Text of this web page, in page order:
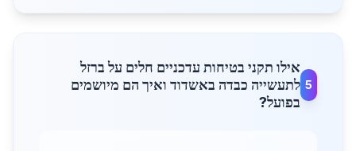
5
אילו תקני בטיחות עדכניים חלים על ברזל
לתעשייה כבדה באשדוד ואיך הם מיושמים
בפועל?